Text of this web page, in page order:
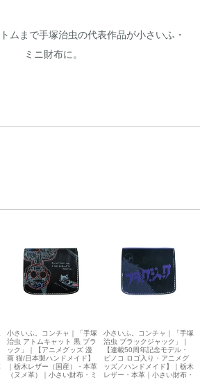
ムまで手塚治虫の代表作品が小さいふ・
ミニ財布に。
小さいふ。コンチャ｜「手塚
治虫 アトムキャット 黒 ブラ
ック」｜【アニメグッズ 漫
画 猫/日本製ハンドメイド】
｜栃木レザー（国産）・本革
（ヌメ革）｜小さい財布・ミ
小さいふ。コンチャ｜「手塚
治虫 ブラックジャック」｜
【連載50周年記念モデル・
ピノコ ロゴ入り・アニメグ
ッズ／ハンドメイド】｜栃木
レザー・本革｜小さい財布・